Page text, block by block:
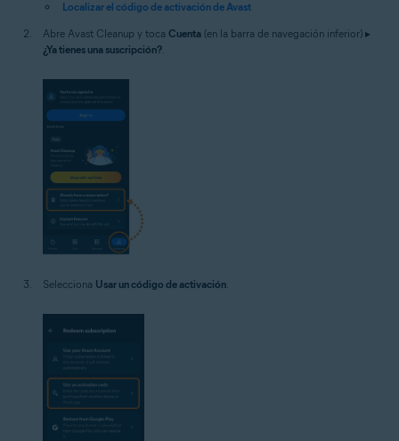
Localizar el código de activación de Avast
Abre Avast Cleanup y toca Cuenta (en la barra de navegación inferior) ▸
¿Ya tienes una suscripción?.
Selecciona Usar un código de activación.